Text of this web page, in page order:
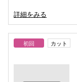
詳細をみる
初回 カット